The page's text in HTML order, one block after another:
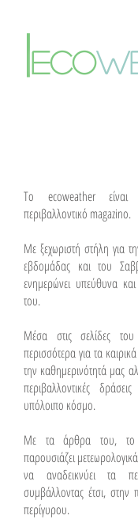
Πότε αλλάζει το
του καιρού
eco
To ecoweather είναι
περιβαλλοντικό magazino.
Με ξεχωριστή στήλη για
εβδομάδας και του
ενημερώνει υπεύθυνα
του.
Μέσα στις σελίδες
περισσότερα για τα
την καθημερινότητά μας
περιβαλλοντικές
υπόλοιπο κόσμο.
Με τα άρθρα του, το
παρουσιάζει
να αναδεικνύει τα
συμβάλλοντας έτσι,
περίγυρου.